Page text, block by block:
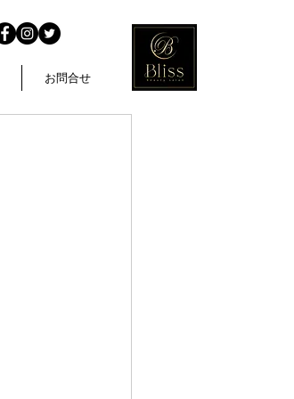
お問合せ